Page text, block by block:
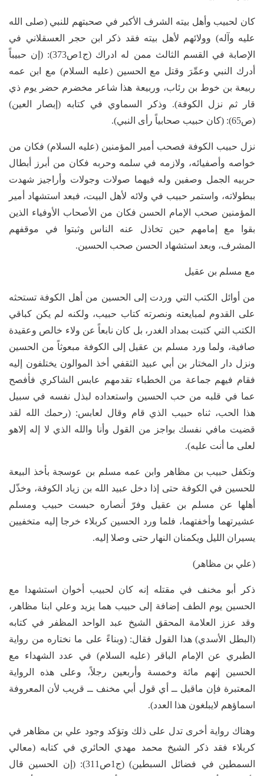
كان لحبيب وأهل بيته الشرف الأكبر في صحبتهم للنبي (صلى الله
عليه وآله) وولائهم لأهل بيته فقد ذكر ابن حجر العسقلاني في
الإصابة في القسم الثالث ممن له ادراك (ج1ص373): (إن حبيباً
أدرك النبي وعمِّرَ وقتل مع الحسين (عليه السلام) مع ابن عمه
ربيعة بن خوط بن رئاب، وربيعة هذا شاعر مخضرم حضر يوم ذي
قار ثم نزل الكوفة). وذكر السماوي في كتابه (إبصار العين)
(ص65): (كان حبيب صحابياً رأى النبي).
نزل حبيب الكوفة فصحب أمير المؤمنين (عليه السلام) فكان من
خواصه وأصفيائه، ولازمه في سلمه وحربه فكان من أبرز أبطال
حربيه الجمل وصفين وله فيهما صولات وجولات وأراجيز شهدت
ببطولاته، واستمر حبيب في ولائه لأهل البيت، فبعد استشهاد أمير
المؤمنين صحب الإمام الحسن فكان من الأصحاب الأوفياء الذين
بقوا مع إمامهم حين تخاذل عنه الناس وثبتوا في موقفهم
المشرف، وبعد استشهاد الحسن صحب الحسين.
مع مسلم بن عقيل
من أوائل الكتب التي وردت إلى الحسين من أهل الكوفة تستحثه
على القدوم لمبايعته ونصرته كتاب حبيب، ولكنه لم يكن كباقي
الكتب التي كتبت بمداد الغدر، بل كان نابعاً عن ولاء خالص وعقيدة
صافية، ولما ورد مسلم بن عقيل إلى الكوفة مبعوثاً من الحسين
ونزل دار المختار بن أبي عبيد الثقفي أخذ الموالون يختلفون إليه
فقام فيهم جماعة من الخطباء تقدمهم عابس الشاكري فأفصح
عما في قلبه من حب الحسين واستعداده لبذل نفسه في سبيل
هذا الحب، ثناه حبيب الذي قام وقال لعابس: (رحمك الله لقد
قضيت مافي نفسك بواجز من القول وأنا والله الذي لا إله إلاهو
لعلى ما أنت عليه).
وتكفل حبيب بن مظاهر وابن عمه مسلم بن عوسجة بأخذ البيعة
للحسين في الكوفة حتى إذا دخل عبيد الله بن زياد الكوفة، وخذّل
أهلها عن مسلم بن عقيل وفرّ أنصاره حبست حبيب ومسلم
عشيرتهما وأخفتهما، فلما ورد الحسين كربلاء خرجا إليه متخفيين
يسيران الليل ويكمنان النهار حتى وصلا إليه.
(علي بن مظاهر)
ذكر أبو مخنف في مقتله إنه كان لحبيب أخوان استشهدا مع
الحسين يوم الطف إضافة إلى حبيب هما يزيد وعلي ابنا مظاهر،
وقد عزز العلامة المحقق الشيخ عبد الواحد المظفر في كتابه
(البطل الأسدي) هذا القول فقال: (وبناءً على ما نختاره من رواية
الطبري عن الإمام الباقر (عليه السلام) في عدد الشهداء مع
الحسين إنهم مائة وخمسة وأربعين رجلاً، وعلى هذه الرواية
المعتبرة فإن ماقيل ــ أي قول أبي مخنف ــ قريب لأن المعروفة
اسماؤهم لايبلغون هذا العدد).
وهناك رواية أخرى تدل على ذلك وتؤكد وجود علي بن مظاهر في
كربلاء فقد ذكر الشيخ محمد مهدي الحائري في كتابه (معالي
السمطين في فضائل السبطين) (ج1ص311): (إن الحسين قال